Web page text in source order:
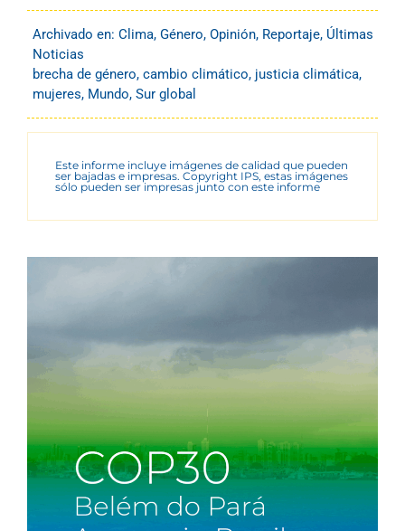
Archivado en: Clima, Género, Opinión, Reportaje, Últimas
Noticias
brecha de género, cambio climático, justicia climática,
mujeres, Mundo, Sur global
Este informe incluye imágenes de calidad que pueden
ser bajadas e impresas. Copyright IPS, estas imágenes
sólo pueden ser impresas junto con este informe